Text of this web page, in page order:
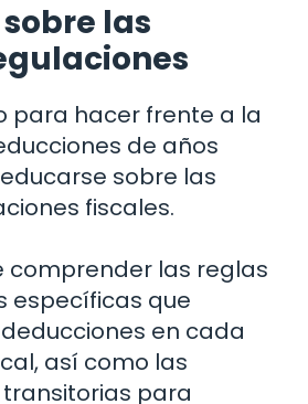
las
para hacer frente a la
de años
sobre las
fiscales.
comprender las reglas
específicas que
en cada
así como las
para